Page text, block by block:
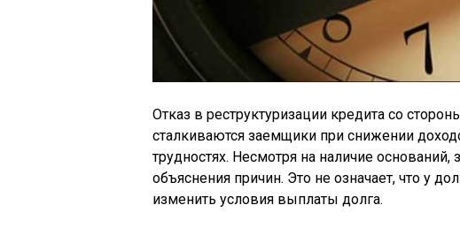
Отказ в реструктуризации кредита со
сталкиваются заемщики при снижении
трудностях. Несмотря на наличие
объяснения причин. Это не означает, что у
изменить условия выплаты долга.